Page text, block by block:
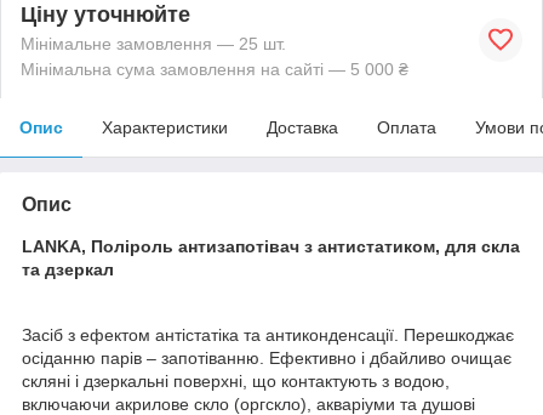
Ціну уточнюйте
Мінімальне замовлення — 25 шт.
Мінімальна сума замовлення на сайті — 5 000 ₴
Опис Характеристики Доставка Оплата Умови
Опис
LANKA, Поліроль антизапотівач з антистатиком, для скла
та дзеркал
Засіб з ефектом антістатіка та антиконденсації. Перешкоджає
осіданню парів – запотіванню. Ефективно і дбайливо очищає
скляні і дзеркальні поверхні, що контактують з водою,
включаючи акрилове скло (оргскло), акваріуми та душові